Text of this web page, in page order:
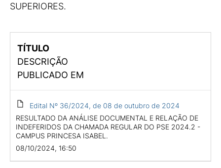
SUPERIORES.
TÍTULO
DESCRIÇÃO
PUBLICADO EM
Edital Nº 36/2024, de 08 de outubro de 2024
RESULTADO DA ANÁLISE DOCUMENTAL E RELAÇÃO DE
INDEFERIDOS DA CHAMADA REGULAR DO PSE 2024.2 -
CAMPUS PRINCESA ISABEL.
08/10/2024, 16:50